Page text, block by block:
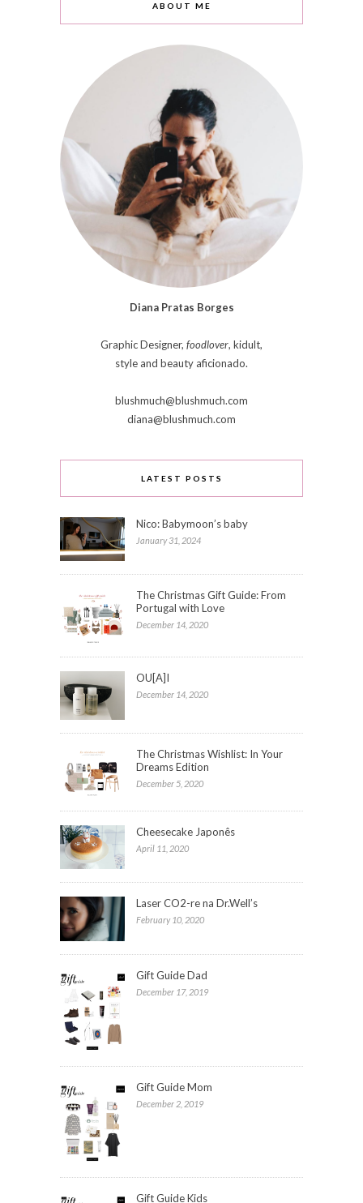
ABOUT ME
Diana Pratas Borges
Graphic Designer, foodlover, kidult,
style and beauty aficionado.
blushmuch@blushmuch.com
diana@blushmuch.com
LATEST POSTS
Nico: Babymoon’s baby
January 31, 2024
The Christmas Gift Guide: From
Portugal with Love
December 14, 2020
OU[A]I
December 14, 2020
The Christmas Wishlist: In Your
Dreams Edition
December 5, 2020
Cheesecake Japonês
April 11, 2020
Laser CO2-re na Dr.Well’s
February 10, 2020
Gift Guide Dad
December 17, 2019
Gift Guide Mom
December 2, 2019
Gift Guide Kids